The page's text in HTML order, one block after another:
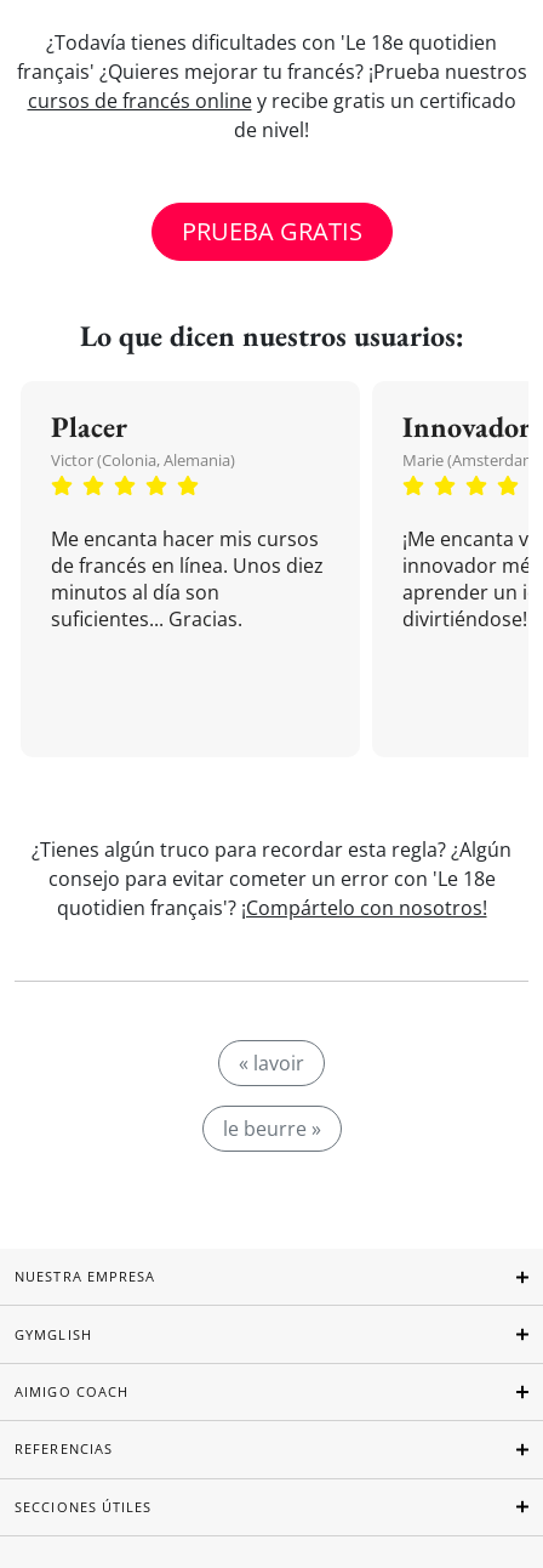
¿Todavía tienes dificultades con 'Le 18e quotidien
français' ¿Quieres mejorar tu francés? ¡Prueba nuestros
cursos de francés onliney recibe gratis un certificado
de nivel!
PRUEBA GRATIS
Lo que dicen nuestros usuarios:
Placer
Victor (Colonia, Alemania)
Me encanta hacer mis cursos
de francés en línea. Unos diez
minutos al día son
suficientes... Gracias.
Innovador
Marie (Amsterdam,
¡Me encanta
innovador
aprender un
divirtiéndose!
¿Tienes algún truco para recordar esta regla? ¿Algún
consejo para evitar cometer un error con 'Le 18e
quotidien français'? ¡Compártelo con nosotros!
« lavoir
le beurre »
NUESTRA EMPRESA
GYMGLISH
AIMIGO COACH
REFERENCIAS
SECCIONES ÚTILES